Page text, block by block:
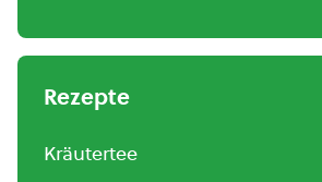
Rezepte
Kräutertee